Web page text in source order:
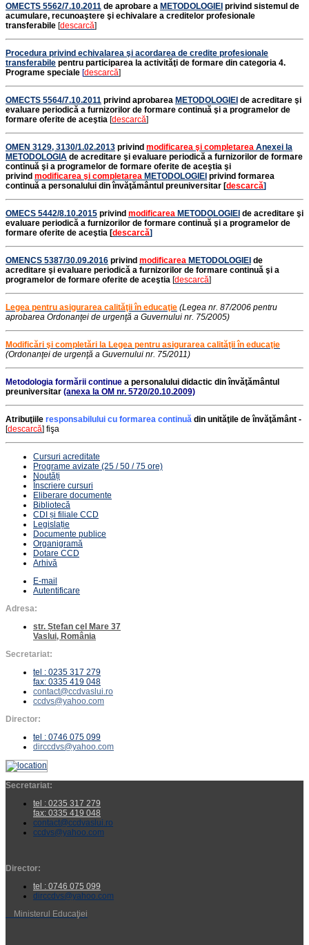
OMECTS 5562/7.10.2011 de aprobare a METODOLOGIEI privind sistemul de
acumulare, recunoaştere şi echivalare a creditelor profesionale
transferabile [descarcă]
Procedura privind echivalarea şi acordarea de credite profesionale
transferabile pentru participarea la activităţi de formare din categoria 4.
Programe speciale [descarcă]
OMECTS 5564/7.10.2011 privind aprobarea METODOLOGIEI de acreditare şi
evaluare periodică a furnizorilor de formare continuă şi a programelor de
formare oferite de aceştia [descarcă]
OMEN 3129, 3130/1.02.2013 privind modificarea şi completarea Anexei la
METODOLOGIA de acreditare şi evaluare periodică a furnizorilor de formare
continuă şi a programelor de formare oferite de aceştia şi
privind modificarea şi completarea METODOLOGIEI privind formarea
continuă a personalului din învăţământul preuniversitar [descarcă]
OMECS 5442/8.10.2015 privind modificarea METODOLOGIEI de acreditare şi
evaluare periodică a furnizorilor de formare continuă şi a programelor de
formare oferite de aceştia [descarcă]
OMENCS 5387/30.09.2016 privind modificarea METODOLOGIEI de
acreditare şi evaluare periodică a furnizorilor de formare continuă şi a
programelor de formare oferite de aceştia [descarcă]
Legea pentru asigurarea calităţii în educaţie (Legea nr. 87/2006 pentru
aprobarea Ordonanţei de urgenţă a Guvernului nr. 75/2005)
Modificări şi completări la Legea pentru asigurarea calităţii în educaţie
(Ordonanţei de urgenţă a Guvernului nr. 75/2011)
Metodologia formării continue a personalului didactic din învăţământul
preuniversitar (anexa la OM nr. 5720/20.10.2009)
Atribuţiile responsabilului cu formarea continuă din unităţile de învăţământ -
[descarcă] fişa
Cursuri acreditate
Programe avizate (25 / 50 / 75 ore)
Noutăți
Înscriere cursuri
Eliberare documente
Bibliotecă
CDI și filiale CCD
Legislație
Documente publice
Organigramă
Dotare CCD
Arhivă
E-mail
Autentificare
Adresa:
str. Ștefan cel Mare 37
Vaslui, România
Secretariat:
tel : 0235 317 279
fax: 0335 419 048
contact@ccdvaslui.ro
ccdvs@yahoo.com
Director:
tel : 0746 075 099
dirccdvs@yahoo.com
Secretariat:
tel : 0235 317 279
fax: 0335 419 048
contact@ccdvaslui.ro
ccdvs@yahoo.com
Director:
tel : 0746 075 099
dirccdvs@yahoo.com
Ministerul Educaţiei